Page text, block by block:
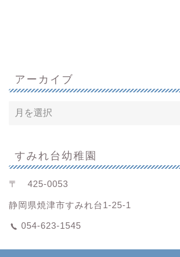
アーカイブ
すみれ台幼稚園
〒 425-0053
静岡県焼津市すみれ台1-25-1
054-623-1545